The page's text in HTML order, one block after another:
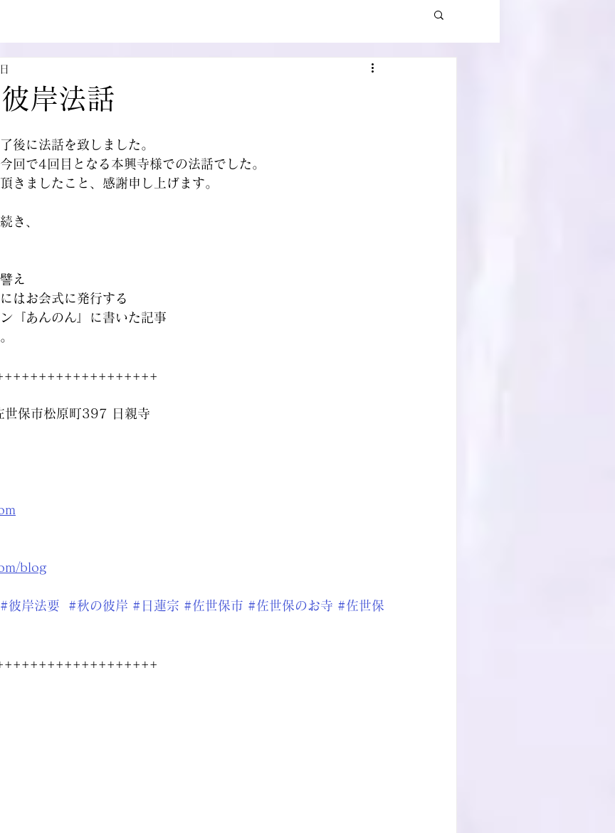
岸法話
後に法話を致しました。
回で4回目となる本興寺様での法話でした。
きましたこと、感謝申し上げます。
き、
え
はお会式に発行する
『あんのん』に書いた記事
保市松原町397 日親寺
blog
#彼岸法要 #秋の彼岸 #日蓮宗 #佐世保市 #佐世保のお寺 #佐世保